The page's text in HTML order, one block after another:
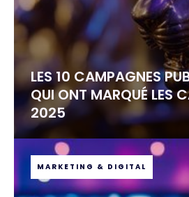
LES 10 CAMPAGNES
QUI ONT MARQUÉ LES
2025
MARKETING & DIGITAL